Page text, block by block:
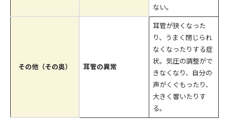
ない。
その他（その奥） 耳管の異常
耳管が狭くなった
り、うまく閉じられ
なくなったりする症
状。気圧の調整がで
きなくなり、自分の
声がくぐもったり、
大きく響いたりす
る。